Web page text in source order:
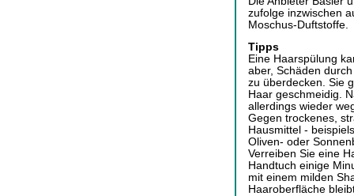
zufolge inzwischen
Moschus-Duftstoffe.
Tipps
Eine Haarspülung
aber, Schäden
zu überdecken. Sie
Haar geschmeidig.
allerdings wieder
Gegen trockenes,
Hausmittel -
Oliven- oder
Verreiben Sie eine
Handtuch einige
mit einem milden
Haaroberfläche